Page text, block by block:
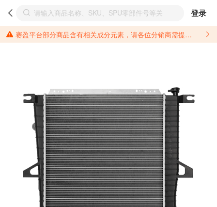
登录
赛盈平台部分商品含有相关成分元素，请各位分销商需提前了解产品材质情况，并针对其做好相关的风险把控，以免造成不必要的损失。 *美国加州65法案进一步规定了对于仅包含致癌物质，仅包含致生殖毒性物质，同时包含致癌物质和致生殖毒性物质，亦或是包含某一物质即为致癌物质又为致生殖毒性物质的产品的警示标语要求。 *新法案提供的警示标语修订并不是强制实施的，其只是避免昂贵诉讼的一种有效的方法。只要企业在保证其使用的另外的警示标语是“清晰和合理”并符合加州65法案要求的，那也是可以被接受的。*请充分了解第三方销售平台对商品上架规要求，并根据对应平台规则调整相关商品信息后进行上架，以免造成您不必要损失。 汽配产品上架注意事项： 不同第三方平台对于适配车型等信息的填写要求各有不同。例如：亚马逊明确禁止在产品标题、卖点和描述中直接使用适配车型的年份、品牌和型号信息；请您仔细研究并熟悉所销售平台关于汽配产品上架销售的具体规则，如果因上架的汽配产品信息填写不符合所销售平台要求，产生违规/侵权等问题所造成的损失需您自行承担。